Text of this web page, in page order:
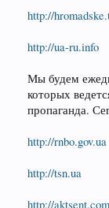
http://
http://ua-ru.info
Мы будем
которых
пропаганда.
http://rnbo.gov.ua
http://tsn.ua
http://